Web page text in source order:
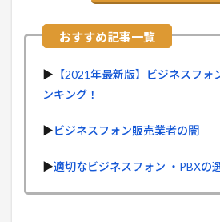
▶︎ 【2021年最新版】ビジネスフォ
ンキング！
▶︎ビジネスフォン販売業者の闇
▶︎適切なビジネスフォン ・PBXの